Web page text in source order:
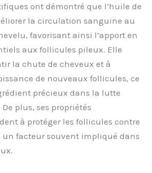
ont démontré que l’huile de
la circulation sanguine au
favorisant ainsi l’apport en
aux follicules pileux. Elle
la chute de cheveux et à
de nouveaux follicules, ce
précieux dans la lutte
plus, ses propriétés
à protéger les follicules contre
un facteur souvent impliqué dans